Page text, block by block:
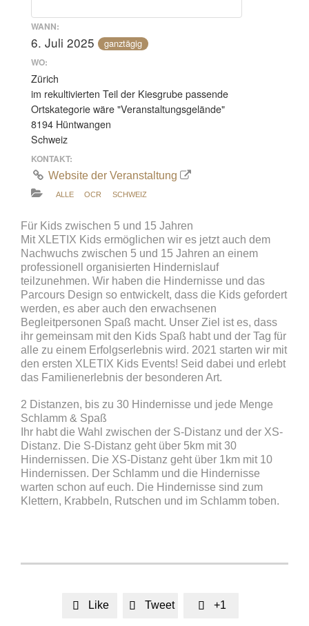
WANN:
6. Juli 2025 ganztägig
WO:
Zürich
im rekultivierten Teil der Kiesgrube passende
Ortskategorie wäre "Veranstaltungsgelände"
8194 Hüntwangen
Schweiz
KONTAKT:
Website der Veranstaltung
ALLE OCR SCHWEIZ
Für Kids zwischen 5 und 15 Jahren
Mit XLETIX Kids ermöglichen wir es jetzt auch dem
Nachwuchs zwischen 5 und 15 Jahren an einem
professionell organisierten Hindernislauf
teilzunehmen. Wir haben die Hindernisse und das
Parcours Design so entwickelt, dass die Kids gefordert
werden, es aber auch den erwachsenen
Begleitpersonen Spaß macht. Unser Ziel ist es, dass
ihr gemeinsam mit den Kids Spaß habt und der Tag für
alle zu einem Erfolgserlebnis wird. 2021 starten wir mit
den ersten XLETIX Kids Events! Seid dabei und erlebt
das Familienerlebnis der besonderen Art.
2 Distanzen, bis zu 30 Hindernisse und jede Menge
Schlamm & Spaß
Ihr habt die Wahl zwischen der S-Distanz und der XS-
Distanz. Die S-Distanz geht über 5km mit 30
Hindernissen. Die XS-Distanz geht über 1km mit 10
Hindernissen. Der Schlamm und die Hindernisse
warten schon auf euch. Die Hindernisse sind zum
Klettern, Krabbeln, Rutschen und im Schlamm toben.
 Like  Tweet  +1